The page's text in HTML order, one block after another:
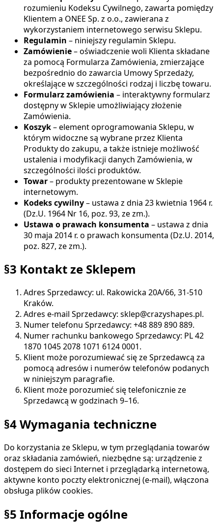
rozumieniu Kodeksu Cywilnego, zawarta pomiędzy
Klientem a ONEE Sp. z o.o., zawierana z
wykorzystaniem internetowego serwisu Sklepu.
Regulamin – niniejszy regulamin Sklepu.
Zamówienie– oświadczenie woli Klienta składane
za pomocą Formularza Zamówienia, zmierzające
bezpośrednio do zawarcia Umowy Sprzedaży,
określające w szczególności rodzaj i liczbę towaru.
Formularz zamówienia – interaktywny formularz
dostępny w Sklepie umożliwiający złożenie
Zamówienia.
Koszyk– element oprogramowania Sklepu, w
którym widoczne są wybrane przez Klienta
Produkty do zakupu, a także istnieje możliwość
ustalenia i modyfikacji danych Zamówienia, w
szczególności ilości produktów.
Towar– produkty prezentowane w Sklepie
internetowym.
Kodeks cywilny– ustawa z dnia 23 kwietnia 1964 r.
(Dz.U. 1964 Nr 16, poz. 93, ze zm.).
Ustawa o prawach konsumenta – ustawa z dnia
30 maja 2014 r. o prawach konsumenta (Dz.U. 2014,
poz. 827, ze zm.).
§3 Kontakt ze Sklepem
Adres Sprzedawcy: ul. Rakowicka 20A/66, 31-510
Kraków.
Adres e-mail Sprzedawcy: sklep@crazyshapes.pl.
Numer telefonu Sprzedawcy: +48 889 890 889.
Numer rachunku bankowego Sprzedawcy: PL 42
1870 1045 2078 1071 6124 0001.
Klient może porozumiewać się ze Sprzedawcą za
pomocą adresów i numerów telefonów podanych
w niniejszym paragrafie.
Klient może porozumieć się telefonicznie ze
Sprzedawcą w godzinach 9–16.
§4 Wymagania techniczne
Do korzystania ze Sklepu, w tym przeglądania towarów
oraz składania zamówień, niezbędne są: urządzenie z
dostępem do sieci Internet i przeglądarką internetową,
aktywne konto poczty elektronicznej (e-mail), włączona
obsługa plików cookies.
§5 Informacje ogólne